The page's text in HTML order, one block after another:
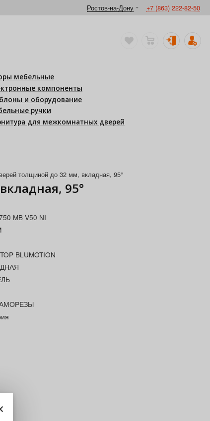
Ростов-на-Дону +7 (863) 222-82-50
мебельные
компоненты
и оборудование
ручки
для межкомнатных дверей
толщиной до 32 мм, вкладная, 95°
95°
MB V50 NI
BLUMOTION